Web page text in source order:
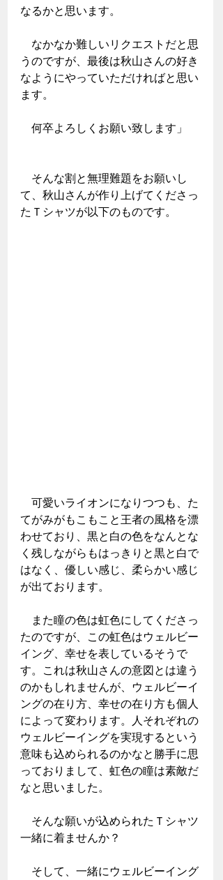
なるかと思います。
なかなか難しいリクエストだと思
うのですが、最後は秋山さんの好き
なようにやっていただければと思い
ます。
何卒よろしくお願い致します」
そんな割と無理難題をお願いし
て、秋山さんが作り上げてくださっ
たＴシャツが以下のものです。
可愛いライオンになりつつも、た
てがみがもこもこと王者の風格を漂
わせており、黒と白の色をなんとな
く残しながらもはっきりと黒と白で
はなく、優しい感じ、柔らかい感じ
が出ております。
また瞳の色は虹色にしてくださっ
たのですが、この虹色はウェルビー
イング、幸せを表しているそうで
す。これは秋山さんの意図とは違う
のかもしれませんが、ウェルビーイ
ングの在り方、幸せの在り方も個人
によって変わります。人それぞれの
ウェルビーイングを実現するという
意味も込められるのかなと勝手に思
っておりまして、虹色の瞳は素敵だ
なと思いました。
そんな願いが込められたＴシャツ
一緒に着ませんか？
そして、一緒にウェルビーイング